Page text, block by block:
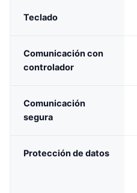
Teclado
Comunicación con
controlador
Comunicación
segura
Protección de datos